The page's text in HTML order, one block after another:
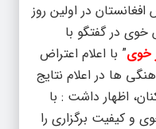
در اولین روز
خوی در گفتگو با
خوی” با اعلام اعتراض
ها در اعلام نتایج
اظهار داشت : با
و کیفیت برگزاری را